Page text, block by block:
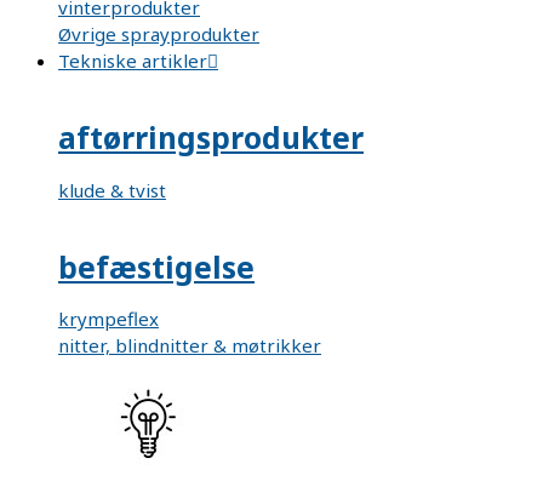
vinterprodukter
Øvrige sprayprodukter
Tekniske artikler
aftørringsprodukter
klude & tvist
befæstigelse
krympeflex
nitter, blindnitter & møtrikker